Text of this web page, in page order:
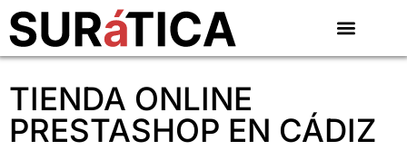
TIENDA ONLINE
PRESTASHOP EN CÁDIZ